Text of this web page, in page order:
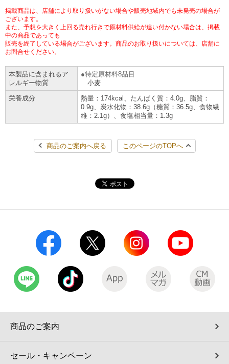
ニンテンドー・ダウンロードカード
スキャン
ファクス
チケット
セブン銀行ATM
ご利用可能なお支払い方法
各種料金のお支払い
自転車シェアリング（店舗限定）
モバイルバッテリーシェアリング（店舗限定）
チケットぴあ
イープラス
CNプレイガイド
タワーレコード
セブンネットショッピング
停電時のサービス停止のお知らせ
貸借対照表・損益計算書
沿革
国内店舗数
セブン‐イレブンの海外事業
セブン-イレブンの歴史
サステナビリティ推進体制
GREEN CHALLENGE 2050
4VISIONS
サステナビリティニュース
サステナビリティレポート
アルバイト情報 採用情報
店舗検索
ネットショッピング
お問い合わせ
Language
English (Corporate)
English (Services)
简体中文(服务)
한국어(서비스)
掲載商品は、店舗により取り扱いがない場合や販売地域内でも未発売の場合が
ございます。
また、予想を大きく上回る売れ行きで原材料供給が追い付かない場合は、掲載
中の商品であっても
販売を終了している場合がございます。商品のお取り扱いについては、店舗に
お問合せください。
本製品に含まれるア
レルギー物質
特定原材料8品目
小麦
栄養成分
熱量：174kcal、たんぱく質：4.0g、脂質：
0.9g、炭水化物：38.6g（糖質：36.5g、食物繊
維：2.1g）、食塩相当量：1.3g
商品のご案内へ戻る このページのTOPへ
商品のご案内
セール・キャンペーン